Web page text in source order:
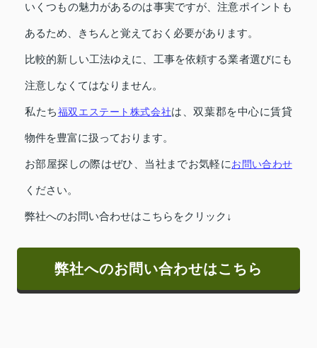
いくつもの魅力があるのは事実ですが、注意ポイントも
あるため、きちんと覚えておく必要があります。
比較的新しい工法ゆえに、工事を依頼する業者選びにも
注意しなくてはなりません。
私たち福双エステート株式会社は、双葉郡を中心に賃貸
物件を豊富に扱っております。
お部屋探しの際はぜひ、当社までお気軽にお問い合わせ
ください。
弊社へのお問い合わせはこちらをクリック↓
弊社へのお問い合わせはこちら